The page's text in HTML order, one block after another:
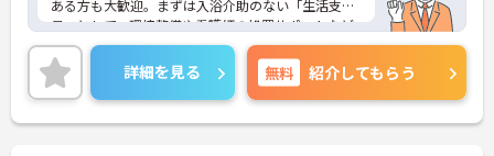
ある方も大歓迎。まずは入浴介助のない「生活支援
員」として、環境整備や看護師の処置サポートなど
の業務からスタートし、無理なくホスピスケアの経
験を積むことができ、ゆくゆくは訪問介護員へステ
ップアップすることも可能です。残業は全社平均月5
時間程度と少なく、連続休暇の取得で支援金が支給
される独自の制度や、自由診療の割引が受けられる
詳細を見る 無料 紹介してもらう